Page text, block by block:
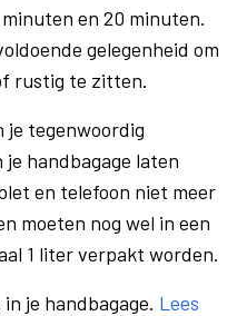
en 20 minuten.
gelegenheid om
rustig te zitten.
je tegenwoordig
handbagage laten
en telefoon niet meer
moeten nog wel in een
1 liter verpakt worden.
je handbagage. Lees